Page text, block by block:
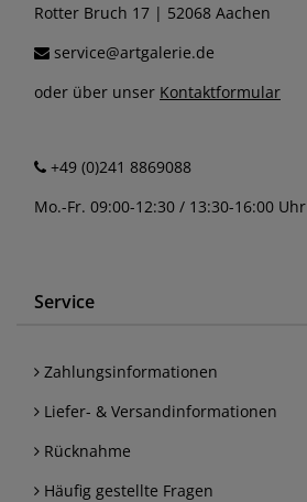
Rotter Bruch 17 | 52068 Aachen
service@artgalerie.de
oder über unser Kontaktformular
+49 (0)241 8869088
Mo.-Fr. 09:00-12:30 / 13:30-16:00 Uhr
Service
Zahlungsinformationen
Liefer- & Versandinformationen
Rücknahme
Häufig gestellte Fragen